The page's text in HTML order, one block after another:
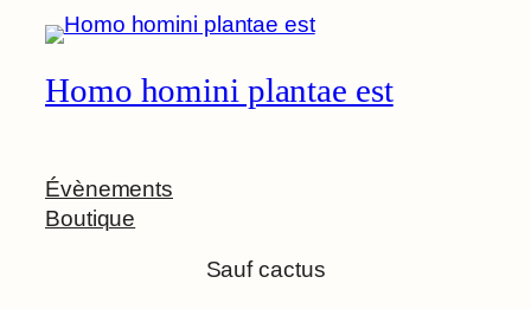
Homo homini plantae est
Évènements
Boutique
Sauf cactus